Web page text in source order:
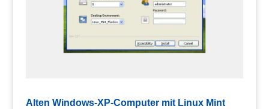
Alten Windows-XP-Computer mit Linux Mint